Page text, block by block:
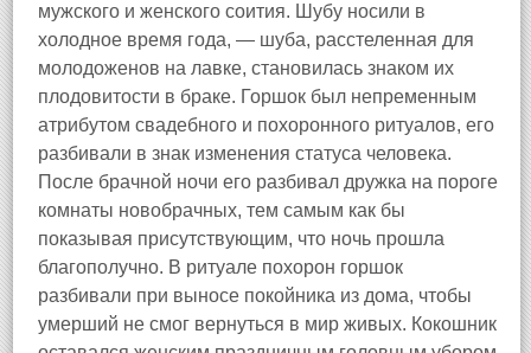
мужского и женского соития. Шубу носили в
холодное время года, — шуба, расстеленная для
молодоженов на лавке, становилась знаком их
плодовитости в браке. Горшок был непременным
атрибутом свадебного и похоронного ритуалов, его
разбивали в знак изменения статуса человека.
После брачной ночи его разбивал дружка на пороге
комнаты новобрачных, тем самым как бы
показывая присутствующим, что ночь прошла
благополучно. В ритуале похорон горшок
разбивали при выносе покойника из дома, чтобы
умерший не смог вернуться в мир живых. Кокошник